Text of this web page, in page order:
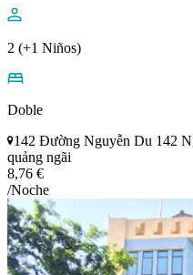
2 (+1 Niños)
Doble
142 Đường Nguyễn Du 142
quảng ngãi
8,76 €
/Noche